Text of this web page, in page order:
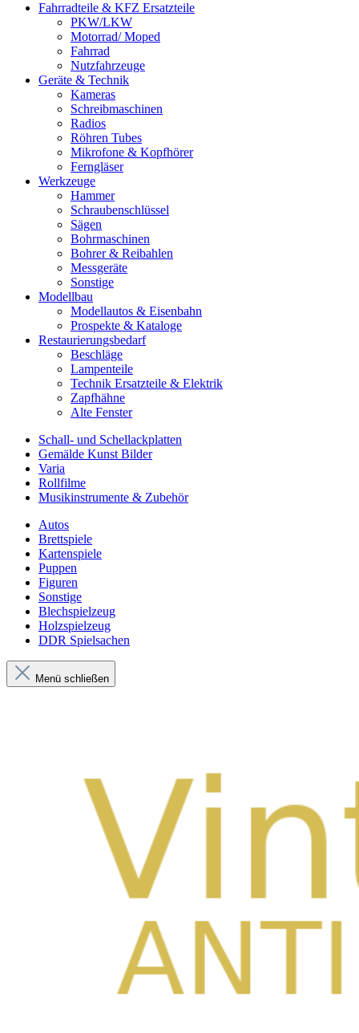
Fahrradteile & KFZ Ersatzteile
PKW/LKW
Motorrad/ Moped
Fahrrad
Nutzfahrzeuge
Geräte & Technik
Kameras
Schreibmaschinen
Radios
Röhren Tubes
Mikrofone & Kopfhörer
Ferngläser
Werkzeuge
Hammer
Schraubenschlüssel
Sägen
Bohrmaschinen
Bohrer & Reibahlen
Messgeräte
Sonstige
Modellbau
Modellautos & Eisenbahn
Prospekte & Kataloge
Restaurierungsbedarf
Beschläge
Lampenteile
Technik Ersatzteile & Elektrik
Zapfhähne
Alte Fenster
Schall- und Schellackplatten
Gemälde Kunst Bilder
Varia
Rollfilme
Musikinstrumente & Zubehör
Autos
Brettspiele
Kartenspiele
Puppen
Figuren
Sonstige
Blechspielzeug
Holzspielzeug
DDR Spielsachen
Menü schließen